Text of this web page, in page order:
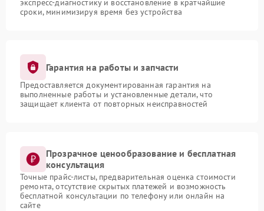
экспресс-диагностику и восстановление в кратчайшие
сроки, минимизируя время без устройства
Гарантия на работы и запчасти
Предоставляется документированная гарантия на
выполненные работы и установленные детали, что
защищает клиента от повторных неисправностей
Прозрачное ценообразование и бесплатная
консультация
Точные прайс-листы, предварительная оценка стоимости
ремонта, отсутствие скрытых платежей и возможность
бесплатной консультации по телефону или онлайн на
сайте